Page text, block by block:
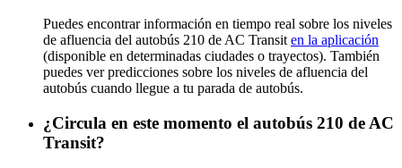
Puedes encontrar información en tiempo real sobre los niveles
de afluencia del autobús 210 de AC Transit en la aplicación
(disponible en determinadas ciudades o trayectos). También
puedes ver predicciones sobre los niveles de afluencia del
autobús cuando llegue a tu parada de autobús.
¿Circula en este momento el autobús 210 de AC
Transit?